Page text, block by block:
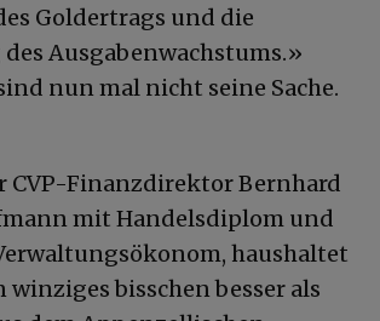
Goldertrags und die
Ausgabenwachstums.»
nun mal nicht seine Sache.
CVP-Finanzdirektor Bernhard
mit Handelsdiplom und
haushaltet
winziges bisschen besser als